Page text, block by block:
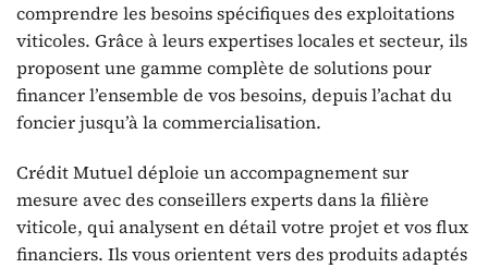
comprendre les besoins spécifiques des exploitations
viticoles. Grâce à leurs expertises locales et secteur, ils
proposent une gamme complète de solutions pour
financer l’ensemble de vos besoins, depuis l’achat du
foncier jusqu’à la commercialisation.
Crédit Mutuel déploie un accompagnement sur
mesure avec des conseillers experts dans la filière
viticole, qui analysent en détail votre projet et vos flux
financiers. Ils vous orientent vers des produits adaptés